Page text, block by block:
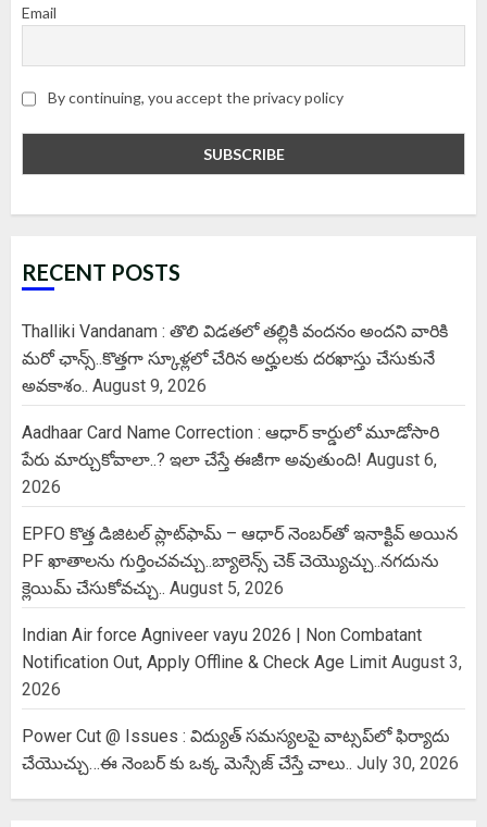
Email
By continuing, you accept the privacy policy
RECENT POSTS
Thalliki Vandanam : తొలి విడతలో తల్లికి వందనం అందని వారికి
మరో ఛాన్స్..కొత్తగా స్కూళ్లలో చేరిన అర్హులకు దరఖాస్తు చేసుకునే
అవకాశం.. August 9, 2026
Aadhaar Card Name Correction : ఆధార్ కార్డులో మూడోసారి
పేరు మార్చుకోవాలా..? ఇలా చేస్తే ఈజీగా అవుతుంది! August 6,
2026
EPFO కొత్త డిజిటల్ ప్లాట్‌ఫామ్‌ – ఆధార్ నెంబర్‌తో ఇనాక్టివ్ అయిన
PF ఖాతాలను గుర్తించవచ్చు..బ్యాలెన్స్ చెక్ చెయ్యొచ్చు..నగదును
క్లెయిమ్ చేసుకోవచ్చు.. August 5, 2026
Indian Air force Agniveer vayu 2026 | Non Combatant
Notification Out, Apply Offline & Check Age Limit August 3,
2026
Power Cut @ Issues : విద్యుత్ సమస్యలపై వాట్సప్‌లో ఫిర్యాదు
చేయొచ్చు…ఈ నెంబర్ కు ఒక్క మెస్సేజ్ చేస్తే చాలు.. July 30, 2026